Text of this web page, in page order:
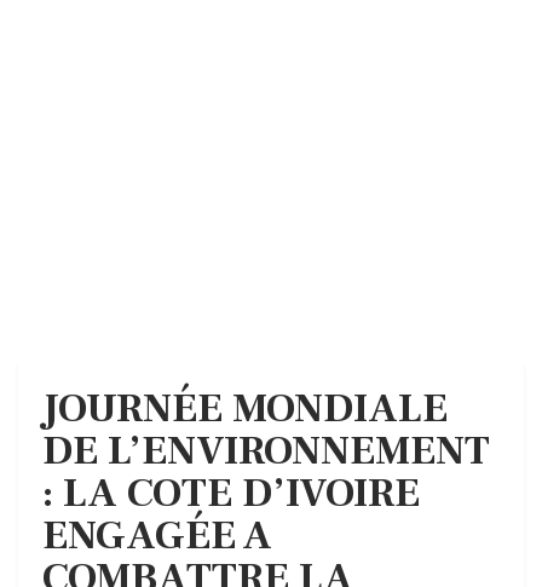
JOURNÉE MONDIALE
DE L’ENVIRONNEMENT
: LA COTE D’IVOIRE
ENGAGÉE A